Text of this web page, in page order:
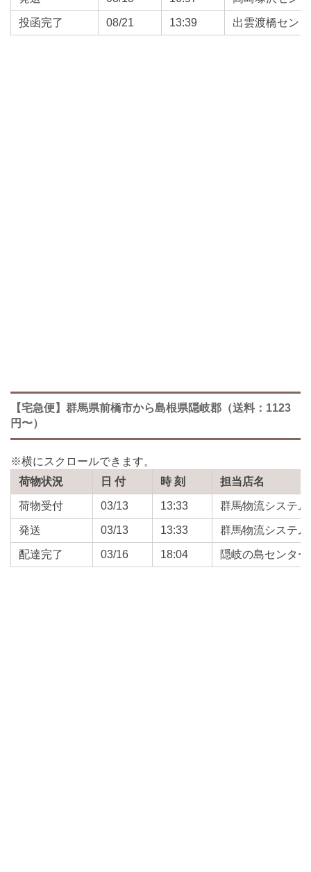
投函完了 08/21 13:39 出雲渡橋セン
【宅急便】群馬県前橋市から島根県隠岐郡（送料：1123
円〜）
荷物状況 日 付 時 刻 担当店名
荷物受付 03/13 13:33 群馬物流システ
発送 03/13 13:33 群馬物流システ
配達完了 03/16 18:04 隠岐の島センター